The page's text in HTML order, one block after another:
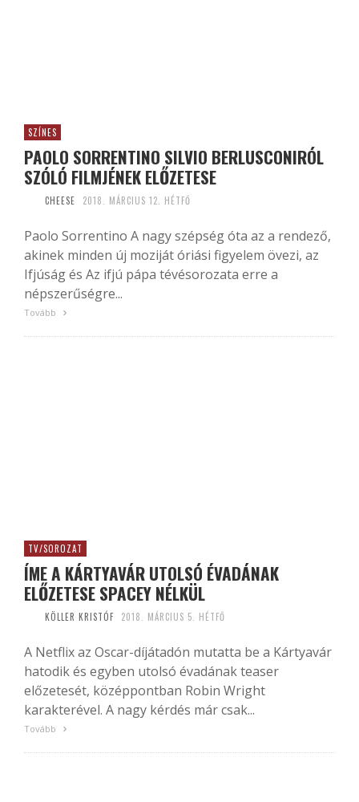
SZÍNES
PAOLO SORRENTINO SILVIO BERLUSCONIRÓL
SZÓLÓ FILMJÉNEK ELŐZETESE
CHEESE 2018. MÁRCIUS 12. HÉTFŐ
Paolo Sorrentino A nagy szépség óta az a rendező,
akinek minden új moziját óriási figyelem övezi, az
Ifjúság és Az ifjú pápa tévésorozata erre a
népszerűségre...
Tovább
TV/SOROZAT
ÍME A KÁRTYAVÁR UTOLSÓ ÉVADÁNAK
ELŐZETESE SPACEY NÉLKÜL
KÖLLER KRISTÓF 2018. MÁRCIUS 5. HÉTFŐ
A Netflix az Oscar-díjátadón mutatta be a Kártyavár
hatodik és egyben utolsó évadának teaser
előzetesét, középpontban Robin Wright
karakterével. A nagy kérdés már csak...
Tovább